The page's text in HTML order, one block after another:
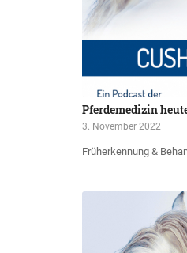
Pferdemedizin
3. November 2022
Früherkennung &